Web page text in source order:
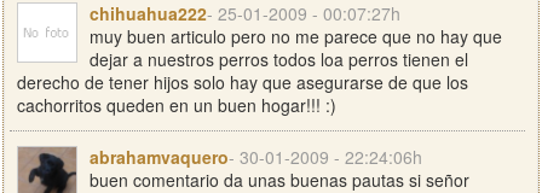
chihuahua222- 25-01-2009 - 00:07:27h
muy buen articulo pero no me parece que no hay que
dejar a nuestros perros todos loa perros tienen el
derecho de tener hijos solo hay que asegurarse de que los
cachorritos queden en un buen hogar!!! :)
abrahamvaquero- 30-01-2009 - 22:24:06h
buen comentario da unas buenas pautas si señor